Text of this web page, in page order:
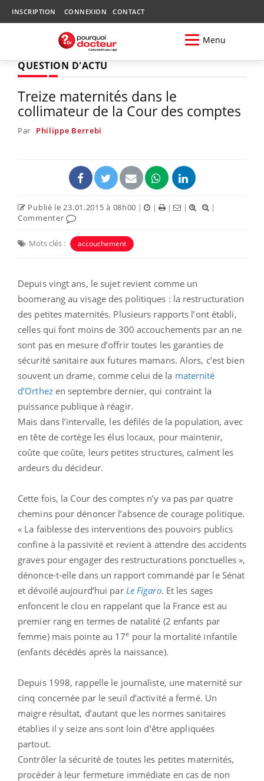
INSCRIPTION CONNEXION CONTACT
Menu
QUESTION D'ACTU
Treize maternités dans le
collimateur de la Cour des comptes
Par Philippe Berrebi
Publié le 23.01.2015 à 08h00 | | | |
|
Commenter
Mots clés : accouchement
Depuis vingt ans, le sujet revient comme un
boomerang au visage des politiques : la restructuration
des petites maternités. Plusieurs rapports l’ont établi,
celles qui font moins de 300 accouchements par an ne
sont pas en mesure d’offrir toutes les garanties de
sécurité sanitaire aux futures mamans. Alors, c’est bien
souvent un drame, comme celui de la maternité
d’Orthezen septembre dernier, qui contraint la
puissance publique à réagir.
Mais dans l’intervalle, les défilés de la population, avec
en tête de cortège les élus locaux, pour maintenir,
coûte que coûte, leurs petites structures, calment les
ardeurs du décideur.
Cette fois, la Cour des comptes n’y va pas par quatre
chemins pour dénoncer l’absence de courage politique.
« La faiblesse des interventions des pouvoirs publics
confine à la passivité et revient à attendre des accidents
graves pour engager des restructurations ponctuelles »,
dénonce-t-elle dans un rapport commandé par le Sénat
et dévoilé aujourd’hui par Le Figaro. Et les sages
enfoncent le clou en rappelant que la France est au
premier rang en termes de natalité (2 enfants par
femme) mais pointe au 17e pour la mortalité infantile
(enfants décédés après la naissance).
Depuis 1998, rappelle le journaliste, une maternité sur
cinq concernée par le seuil d’activité a fermé. Un
maigre résultat, d’autant que les normes sanitaires
établies il y seize ans sont loin d’être appliquées
partout.
Contrôler la sécurité de toutes les petites maternités,
procéder à leur fermeture immédiate en cas de non